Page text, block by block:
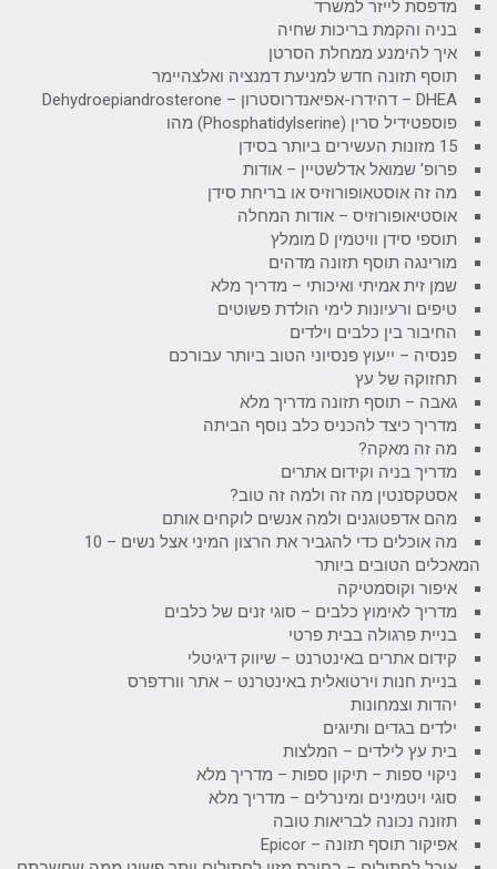
מדפסת לייזר למשרד
בניה והקמת בריכות שחיה
איך להימנע ממחלת הסרטן
תוסף תזונה חדש למניעת דמנציה ואלצהיימר
DHEA – דהידרו-אפיאנדרוסטרון – Dehydroepiandrosterone
פוספטידיל סרין (Phosphatidylserine) מהו
15 מזונות העשירים ביותר בסידן
פרופ' שמואל אדלשטיין – אודות
מה זה אוסטאופורוזיס או בריחת סידן
אוסטיאופורוזיס – אודות המחלה
תוספי סידן וויטמין D מומלץ
מורינגה תוסף תזונה מדהים
שמן זית אמיתי ואיכותי – מדריך מלא
טיפים ורעיונות לימי הולדת פשוטים
החיבור בין כלבים וילדים
פנסיה – ייעוץ פנסיוני הטוב ביותר עבורכם
תחזוקה של עץ
גאבה – תוסף תזונה מדריך מלא
מדריך כיצד להכניס כלב נוסף הביתה
מה זה מאקה?
מדריך בניה וקידום אתרים
אסטקסנטין מה זה ולמה זה טוב?
מהם אדפטוגנים ולמה אנשים לוקחים אותם
מה אוכלים כדי להגביר את הרצון המיני אצל נשים – 10
המאכלים הטובים ביותר
איפור וקוסמטיקה
מדריך לאימוץ כלבים – סוגי זנים של כלבים
בניית פרגולה בבית פרטי
קידום אתרים באינטרנט – שיווק דיגיטלי
בניית חנות וירטואלית באינטרנט – אתר וורדפרס
יהדות וצמחונות
ילדים בגדים ותיוגים
בית עץ לילדים – המלצות
ניקוי ספות – תיקון ספות – מדריך מלא
סוגי ויטמינים ומינרלים – מדריך מלא
תזונה נכונה לבריאות טובה
אפיקור תוסף תזונה – Epicor